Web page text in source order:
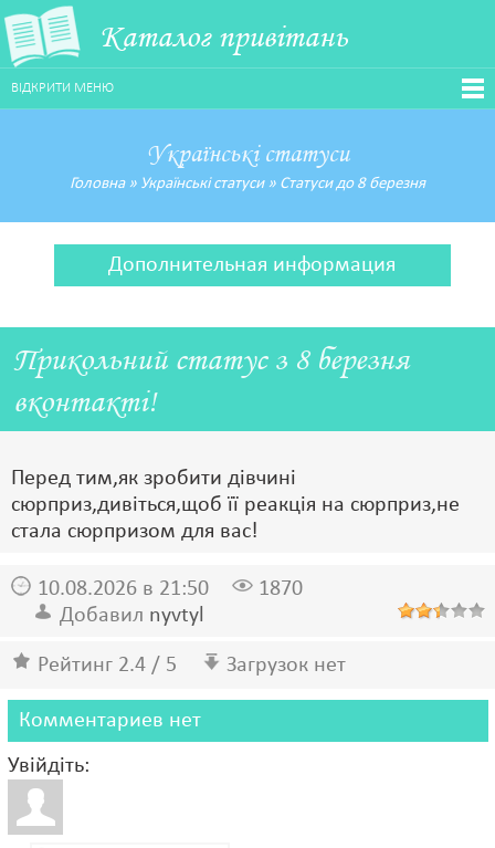
Каталог привітань
ВІДКРИТИ МЕНЮ
Українські статуси
Головна» Українські статуси» Статуси до 8 березня
Дополнительная информация
Прикольний статус з 8 березня
вконтакті!
Перед тим,як зробити дівчині
сюрприз,дивіться,щоб її реакція на сюрприз,не
стала сюрпризом для вас!
10.08.2026 в 21:50
1870
Добавил nyvtyl
Рейтинг 2.4 / 5 Загрузок нет
Комментариев нет
Увійдіть: